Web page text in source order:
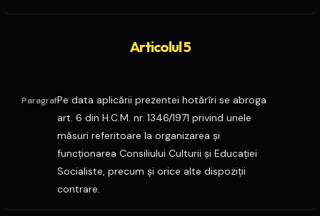
Articolul 5
ParagrafPe data aplicării prezentei hotărîri se abroga
art. 6 din H.C.M. nr. 1346/1971 privind unele
măsuri referitoare la organizarea şi
funcţionarea Consiliului Culturii şi Educaţiei
Socialiste, precum şi orice alte dispoziţii
contrare.